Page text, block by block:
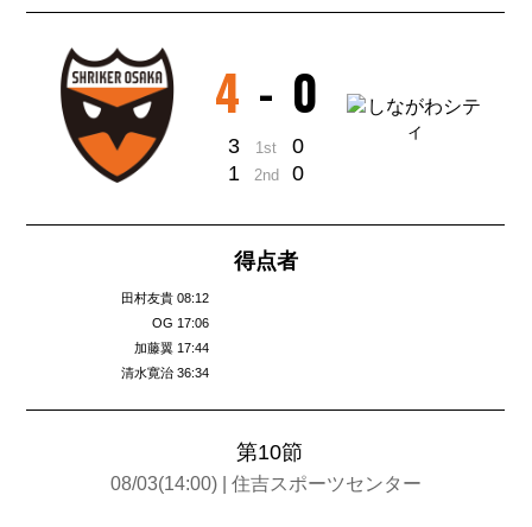
4 - 0
3 1st
0
1
2nd 0
得点者
田村友貴 08:12
OG 17:06
加藤翼 17:44
清水寛治 36:34
第10節
08/03(14:00) | 住吉スポーツセンター